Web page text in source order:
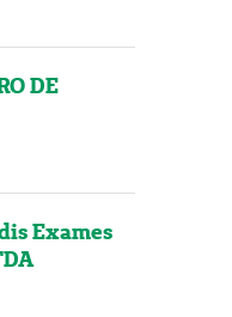
DE
Exames